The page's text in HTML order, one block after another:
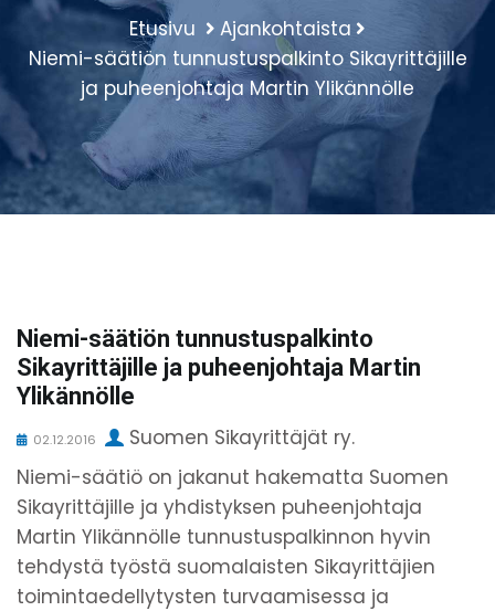
Etusivu
Ajankohtaista
Niemi-säätiön tunnustuspalkinto Sikayrittäjille
ja puheenjohtaja Martin Ylikännölle
Niemi-säätiön tunnustuspalkinto
Sikayrittäjille ja puheenjohtaja Martin
Ylikännölle
02.12.2016
Suomen Sikayrittäjät ry.
Niemi-säätiö on jakanut hakematta Suomen
Sikayrittäjille ja yhdistyksen puheenjohtaja
Martin Ylikännölle tunnustuspalkinnon hyvin
tehdystä työstä suomalaisten Sikayrittäjien
toimintaedellytysten turvaamisessa ja